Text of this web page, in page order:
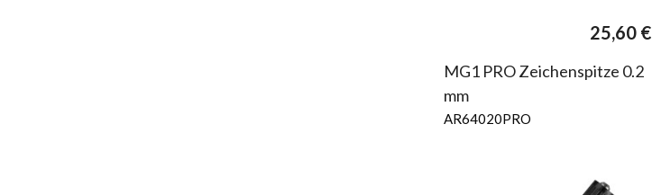
25,60 €
MG1 PRO Zeichenspitze 0.2
mm
AR64020PRO